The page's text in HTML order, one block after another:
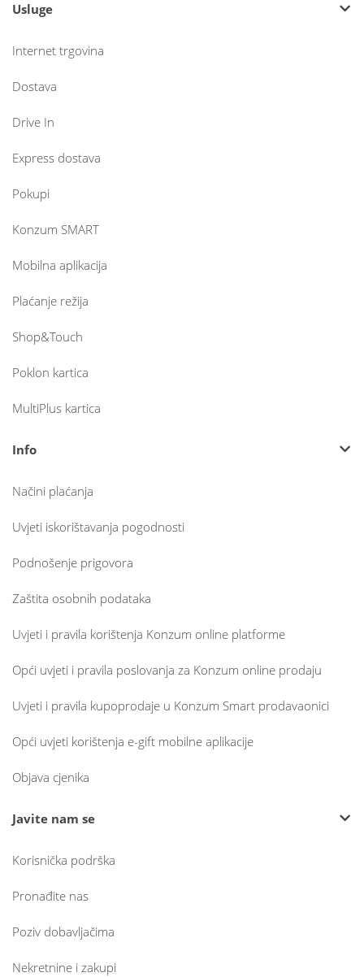
Usluge
Internet trgovina
Dostava
Drive In
Express dostava
Pokupi
Konzum SMART
Mobilna aplikacija
Plaćanje režija
Shop&Touch
Poklon kartica
MultiPlus kartica
Info
Načini plaćanja
Uvjeti iskorištavanja pogodnosti
Podnošenje prigovora
Zaštita osobnih podataka
Uvjeti i pravila korištenja Konzum online platforme
Opći uvjeti i pravila poslovanja za Konzum online prodaju
Uvjeti i pravila kupoprodaje u Konzum Smart prodavaonici
Opći uvjeti korištenja e-gift mobilne aplikacije
Objava cjenika
Javite nam se
Korisnička podrška
Pronađite nas
Poziv dobavljačima
Nekretnine i zakupi